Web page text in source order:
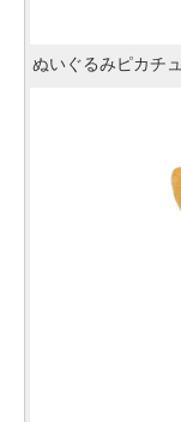
ぬいぐるみピカチ